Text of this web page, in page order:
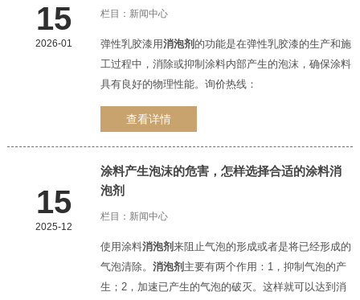
15
2026-01
栏目： 新闻中心
弹性乳胶漆用消泡剂 的功能是在弹性乳胶漆的生产和施
工过程中，消除或抑制涂料内部产生的泡沫，确保涂料
具有良好的物理性能。询价热线：
查看详情
15
2025-12
涂料产生泡沫的危害，怎样选择合适的涂料消
泡剂
栏目： 新闻中心
使用涂料消泡剂来阻止气泡的形成或者是将已经形成的
气泡清除。 消泡剂 主要有两个作用：1，抑制气泡的产
生；2，加速已产生的气泡的破灭。这样就可以达到消